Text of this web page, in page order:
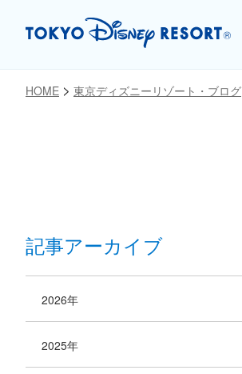
HOME 東京ディズニーリゾート・ブログ
記事アーカイブ
2026年
2025年